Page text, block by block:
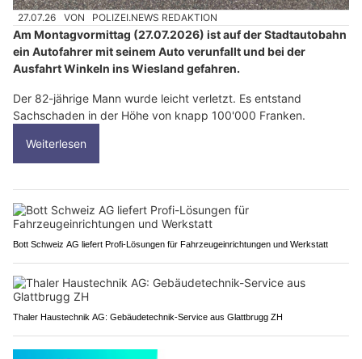
27.07.26 VON POLIZEI.NEWS REDAKTION
Am Montagvormittag (27.07.2026) ist auf der Stadtautobahn
ein Autofahrer mit seinem Auto verunfallt und bei der
Ausfahrt Winkeln ins Wiesland gefahren.
Der 82-jährige Mann wurde leicht verletzt. Es entstand
Sachschaden in der Höhe von knapp 100'000 Franken.
Weiterlesen
Bott Schweiz AG liefert Profi-Lösungen für Fahrzeugeinrichtungen und Werkstatt
Thaler Haustechnik AG: Gebäudetechnik-Service aus Glattbrugg ZH